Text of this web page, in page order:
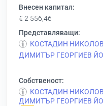
Внесен капитал:
€ 2 556,46
Представляващи:
КОСТАДИН
ДИМИТЪР ГЕОРГИЕВ
Собственост:
КОСТАДИН
ДИМИТЪР ГЕОРГИЕВ